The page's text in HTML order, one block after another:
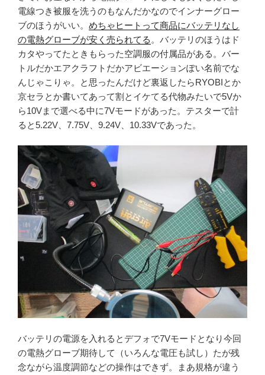
電線つき被服を洗うのもなんだかなのでインナーグロー
ブのほうがいい。 めちゃヒートって商品にバッテリなし
の電熱グローブが安く売られてる 。バッテリのほうはド
カタやってたときもらった空調服の付属品がある。バー
トルだかエアクラフトだかアビエーションぽい名前でな
んじゃこりゃ。と思ったんだけど裏返したらRYOBIとか
京セラとか書いてあって割とイケてる代物みたいで5Vか
ら10Vまで選べる中に7Vモードがあった。テスターで計
ると5.22V、7.75V、9.24V、10.33Vであった。
バッテリの電源を入れるとデフォで7Vモードとなり今回
の電熱グローブ期待して（いろんな電圧も試し）たが残
念ながら温度調節などの操作はできず。まあ規格が違う